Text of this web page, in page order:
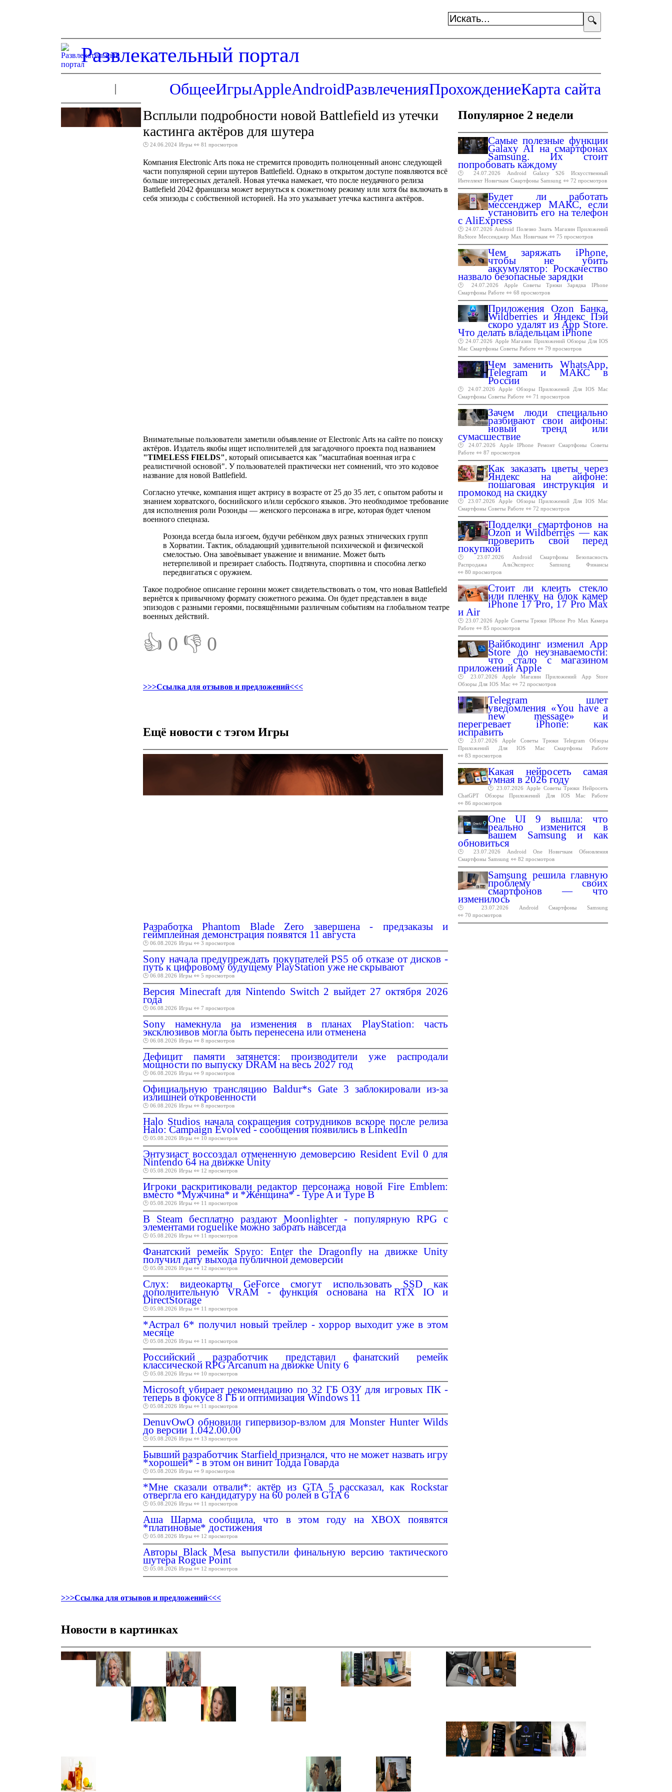
🔍
Развлекательный портал
ОбщееИгрыAppleAndroidРазвлеченияПрохождениеКарта сайта
Всплыли подробности новой Battlefield из утечки
кастинга актёров для шутера
🕑 24.06.2024 Игры 👀 81 просмотров
Компания Electronic Arts пока не стремится проводить полноценный анонс следующей
части популярной серии шутеров Battlefield. Однако в открытом доступе появляются всё
больше интересных деталей. Новая утечка намекает, что после неудачного релиза
Battlefield 2042 франшиза может вернуться к сюжетному режиму или хотя бы включать в
себя эпизоды с собственной историей. На это указывает утечка кастинга актёров.
Внимательные пользователи заметили объявление от Electronic Arts на сайте по поиску
актёров. Издатель якобы ищет исполнителей для загадочного проекта под названием
"TIMELESS FIELDS", который описывается как "масштабная военная игра с
реалистичной основой". У пользователей практически нет сомнений, что это кодовое
название для новой Battlefield.
Согласно утечке, компания ищет актрису в возрасте от 25 до 35 лет, с опытом работы и
знанием хорватского, боснийского и/или сербского языков. Это необходимое требование
для исполнения роли Розонды — женского персонажа в игре, которая будет членом
военного спецназа.
Розонда всегда была изгоем, будучи ребёнком двух разных этнических групп
в Хорватии. Тактик, обладающий удивительной психической и физической
смелостью. Она завоёвывает уважение и внимание. Может быть
нетерпеливой и презирает слабость. Подтянута, спортивна и способна легко
передвигаться с оружием.
Такое подробное описание героини может свидетельствовать о том, что новая Battlefield
вернётся к привычному формату сюжетного режима. Он будет представлен в виде
эпизодов с разными героями, посвящёнными различным событиям на глобальном театре
военных действий.
👍 0 👎 0
>>>Ссылка для отзывов и предложений<<<
Ещё новости с тэгом Игры
Разработка Phantom Blade Zero завершена - предзаказы и
геймплейная демонстрация появятся 11 августа
🕑 06.08.2026 Игры 👀 3 просмотров
Sony начала предупреждать покупателей PS5 об отказе от дисков -
путь к цифровому будущему PlayStation уже не скрывают
🕑 06.08.2026 Игры 👀 5 просмотров
Версия Minecraft для Nintendo Switch 2 выйдет 27 октября 2026
года
🕑 06.08.2026 Игры 👀 7 просмотров
Sony намекнула на изменения в планах PlayStation: часть
эксклюзивов могла быть перенесена или отменена
🕑 06.08.2026 Игры 👀 8 просмотров
Дефицит памяти затянется: производители уже распродали
мощности по выпуску DRAM на весь 2027 год
🕑 06.08.2026 Игры 👀 9 просмотров
Официальную трансляцию Baldur*s Gate 3 заблокировали из-за
излишней откровенности
🕑 06.08.2026 Игры 👀 8 просмотров
Halo Studios начала сокращения сотрудников вскоре после релиза
Halo: Campaign Evolved - сообщения появились в LinkedIn
🕑 05.08.2026 Игры 👀 10 просмотров
Энтузиаст воссоздал отмененную демоверсию Resident Evil 0 для
Nintendo 64 на движке Unity
🕑 05.08.2026 Игры 👀 12 просмотров
Игроки раскритиковали редактор персонажа новой Fire Emblem:
вместо *Мужчина* и *Женщина* - Type A и Type B
🕑 05.08.2026 Игры 👀 11 просмотров
В Steam бесплатно раздают Moonlighter - популярную RPG с
элементами roguelike можно забрать навсегда
🕑 05.08.2026 Игры 👀 11 просмотров
Фанатский ремейк Spyro: Enter the Dragonfly на движке Unity
получил дату выхода публичной демоверсии
🕑 05.08.2026 Игры 👀 12 просмотров
Слух: видеокарты GeForce смогут использовать SSD как
дополнительную VRAM - функция основана на RTX IO и
DirectStorage
🕑 05.08.2026 Игры 👀 11 просмотров
*Астрал 6* получил новый трейлер - хоррор выходит уже в этом
месяце
🕑 05.08.2026 Игры 👀 11 просмотров
Российский разработчик представил фанатский ремейк
классической RPG Arcanum на движке Unity 6
🕑 05.08.2026 Игры 👀 10 просмотров
Microsoft убирает рекомендацию по 32 ГБ ОЗУ для игровых ПК -
теперь в фокусе 8 ГБ и оптимизация Windows 11
🕑 05.08.2026 Игры 👀 11 просмотров
DenuvOwO обновили гипервизор-взлом для Monster Hunter Wilds
до версии 1.042.00.00
🕑 05.08.2026 Игры 👀 13 просмотров
Бывший разработчик Starfield признался, что не может назвать игру
*хорошей* - в этом он винит Тодда Говарда
🕑 05.08.2026 Игры 👀 9 просмотров
*Мне сказали отвали*: актёр из GTA 5 рассказал, как Rockstar
отвергла его кандидатуру на 60 ролей в GTA 6
🕑 05.08.2026 Игры 👀 11 просмотров
Аша Шарма сообщила, что в этом году на XBOX появятся
*платиновые* достижения
🕑 05.08.2026 Игры 👀 12 просмотров
Авторы Black Mesa выпустили финальную версию тактического
шутера Rogue Point
🕑 05.08.2026 Игры 👀 12 просмотров
Популярное 2 недели
Самые полезные функции
Galaxy AI на смартфонах
Samsung. Их стоит
попробовать каждому
🕑 24.07.2026 Android Galaxy S26
Искусственный
Интеллект Новичкам Смартфоны Samsung 👀 72 просмотров
Будет ли работать
мессенджер МАКС, если
установить его на телефон
с AliExpress
🕑 24.07.2026 Android Полезно Знать Магазин Приложений
RuStore Мессенджер Max Новичкам 👀 75 просмотров
Чем заряжать iPhone,
чтобы не убить
аккумулятор: Роскачество
назвало безопасные зарядки
🕑 24.07.2026 Apple Советы Трюки Зарядка
IPhone
Смартфоны Работе 👀 68 просмотров
Приложения Ozon Банка,
Wildberries и Яндекс Пэй
скоро удалят из App Store.
Что делать владельцам iPhone
🕑 24.07.2026 Apple Магазин Приложений Обзоры Для IOS
Mac Смартфоны Советы Работе 👀 79 просмотров
Чем заменить WhatsApp,
Telegram и МАКС в
России
🕑 24.07.2026 Apple Обзоры Приложений Для IOS Mac
Смартфоны Советы Работе 👀 71 просмотров
Зачем люди специально
разбивают свои айфоны:
новый тренд или
сумасшествие
🕑 24.07.2026 Apple IPhone Ремонт Смартфоны
Советы
Работе 👀 87 просмотров
Как заказать цветы через
Яндекс на айфоне:
пошаговая инструкция и
промокод на скидку
🕑 23.07.2026 Apple Обзоры Приложений Для IOS Mac
Смартфоны Советы Работе 👀 72 просмотров
Подделки смартфонов на
Ozon и Wildberries — как
проверить свой перед
покупкой
🕑 23.07.2026 Android Смартфоны
Безопасность
Распродажа
АлиЭкспресс Samsung
Финансы
👀 80 просмотров
Стоит ли клеить стекло
или пленку на блок камер
iPhone 17 Pro, 17 Pro Max
и Air
🕑 23.07.2026 Apple Советы Трюки IPhone Pro Max Камера
Работе 👀 85 просмотров
Вайбкодинг изменил App
Store до неузнаваемости:
что стало с магазином
приложений Apple
🕑 23.07.2026 Apple Магазин Приложений App
Store
Обзоры Для IOS Mac 👀 72 просмотров
Telegram шлет
уведомления «You have a
new message» и
перегревает iPhone: как
исправить
🕑 23.07.2026 Apple Советы Трюки Telegram
Обзоры
Приложений
Для IOS Mac Смартфоны
Работе
👀 83 просмотров
Какая нейросеть самая
умная в 2026 году
🕑 23.07.2026 Apple Советы Трюки Нейросеть
ChatGPT
Обзоры Приложений Для IOS Mac
Работе
👀 86 просмотров
One UI 9 вышла: что
реально изменится в
вашем Samsung и как
обновиться
🕑 23.07.2026 Android One Новичкам
Обновления
Смартфоны Samsung 👀 82 просмотров
Samsung решила главную
проблему своих
смартфонов — что
изменилось
🕑 23.07.2026 Android Смартфоны
Samsung
👀 70 просмотров
>>>Ссылка для отзывов и предложений<<<
Новости в картинках